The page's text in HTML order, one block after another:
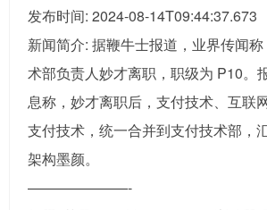
发布时间: 2024-08-14T09:44:37.673
新闻简介: 据鞭牛士报道，业界传闻
术部负责人妙才离职，职级为 P10。
息称，妙才离职后，支付技术、互联
支付技术，统一合并到支付技术部，
架构墨颜。
———————-